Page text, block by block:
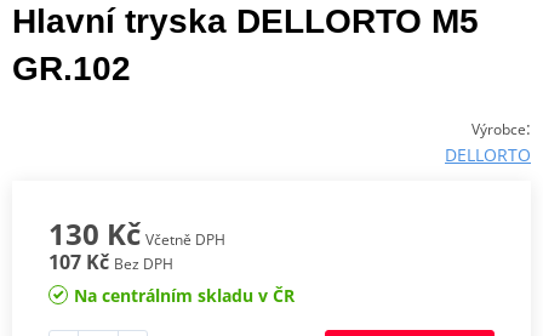
Hlavní tryska DELLORTO M5
GR.102
Výrobce:
DELLORTO
130 Kč Včetně DPH
107 Kč Bez DPH
Na centrálním skladu v ČR